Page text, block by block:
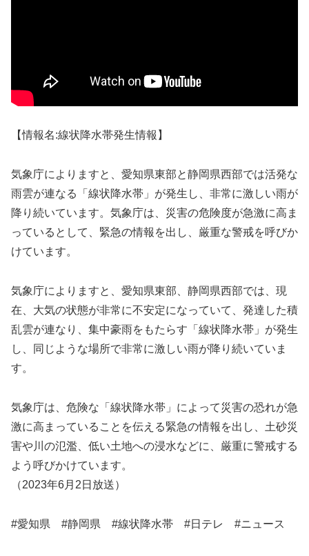
【情報名:線状降水帯発生情報】
気象庁によりますと、愛知県東部と静岡県西部では活発な
雨雲が連なる「線状降水帯」が発生し、非常に激しい雨が
降り続いています。気象庁は、災害の危険度が急激に高ま
っているとして、緊急の情報を出し、厳重な警戒を呼びか
けています。
気象庁によりますと、愛知県東部、静岡県西部では、現
在、大気の状態が非常に不安定になっていて、発達した積
乱雲が連なり、集中豪雨をもたらす「線状降水帯」が発生
し、同じような場所で非常に激しい雨が降り続いていま
す。
気象庁は、危険な「線状降水帯」によって災害の恐れが急
激に高まっていることを伝える緊急の情報を出し、土砂災
害や川の氾濫、低い土地への浸水などに、厳重に警戒する
よう呼びかけています。
（2023年6月2日放送）
#愛知県 #静岡県 #線状降水帯 #日テレ #ニュース